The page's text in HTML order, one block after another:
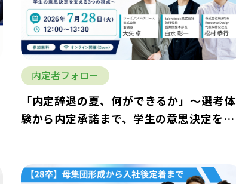
内定者フォロー
「内定辞退の夏、何ができるか」～選考体
験から内定承諾まで、学生の意思決定を支